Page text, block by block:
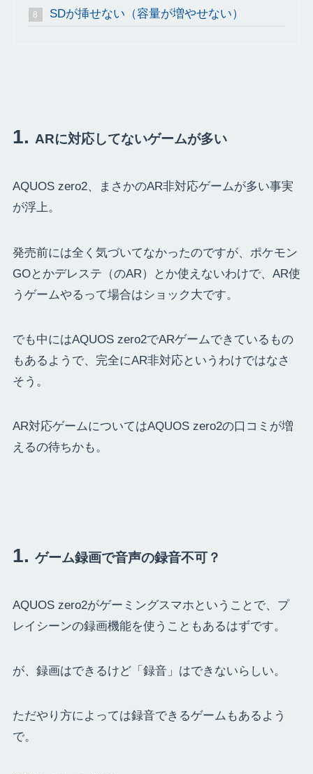
SDが挿せない（容量が増やせない）
ARに対応してないゲームが多い
AQUOS zero2、まさかのAR非対応ゲームが多い事実
が浮上。
発売前には全く気づいてなかったのですが、ポケモン
GOとかデレステ（のAR）とか使えないわけで、AR使
うゲームやるって場合はショック大です。
でも中にはAQUOS zero2でARゲームできているもの
もあるようで、完全にAR非対応というわけではなさ
そう。
AR対応ゲームについてはAQUOS zero2の口コミが増
えるの待ちかも。
ゲーム録画で音声の録音不可？
AQUOS zero2がゲーミングスマホということで、プ
レイシーンの録画機能を使うこともあるはずです。
が、録画はできるけど「録音」はできないらしい。
ただやり方によっては録音できるゲームもあるよう
で。